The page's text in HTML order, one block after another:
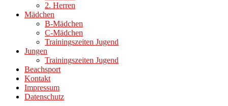
2. Herren
Mädchen
B-Mädchen
C-Mädchen
Trainingszeiten Jugend
Jungen
Trainingszeiten Jugend
Beachsport
Kontakt
Impressum
Datenschutz